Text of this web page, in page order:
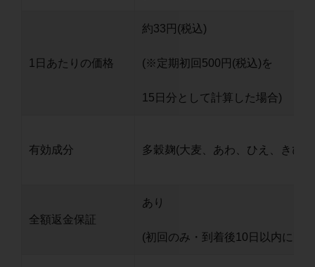
1日あたりの価格
約33円(税込)
(※定期初回500円(税込)を
15日分として計算した場合)
有効成分 多穀麹(大麦、あわ、ひえ、きび
全額返金保証
あり
(初回のみ・到着後10日以内に限